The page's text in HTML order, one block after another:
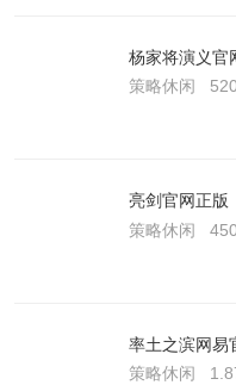
杨家将演义官
策略休闲
亮剑官网正版
策略休闲
率土之滨网易
策略休闲